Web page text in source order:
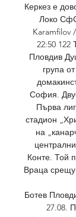
Керкез е
Локо
Karamfilov
22:50 122
Пловдив
група
София.
Първа
стадион
на
Конте. Той
Враца
Ботев
27.08.